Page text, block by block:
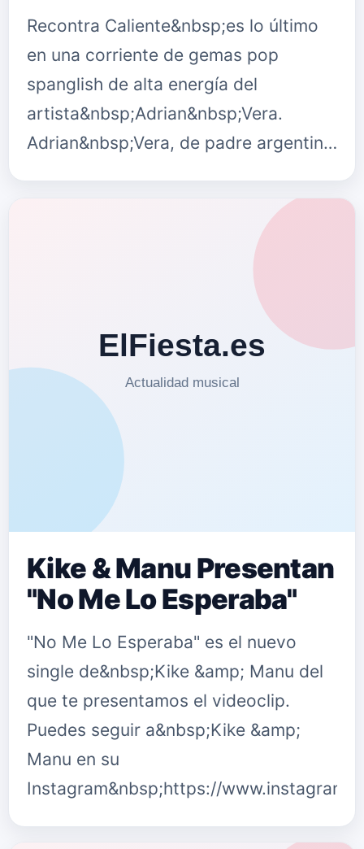
Recontra Caliente&nbsp;es lo último
en una corriente de gemas pop
spanglish de alta energía del
artista&nbsp;Adrian&nbsp;Vera.
Adrian&nbsp;Vera, de padre argentino
Caliente&nbsp;“Dime que así te mu…
Kike & Manu Presentan
"No Me Lo Esperaba"
"No Me Lo Esperaba" es el nuevo
single de&nbsp;Kike &amp; Manu del
que te presentamos el videoclip.
Puedes seguir a&nbsp;Kike &amp;
Manu en su
Instagram&nbsp;https://